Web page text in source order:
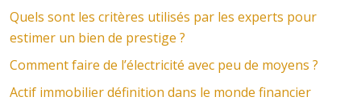
Quels sont les critères utilisés par les experts pour
estimer un bien de prestige ?
Comment faire de l’électricité avec peu de moyens ?
Actif immobilier définition dans le monde financier